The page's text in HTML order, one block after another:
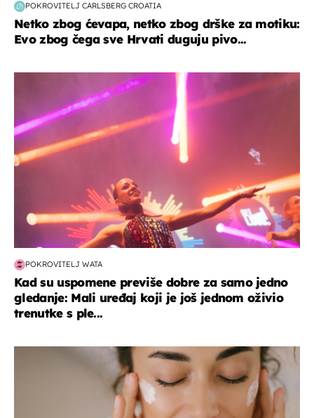
POKROVITELJ CARLSBERG CROATIA
Netko zbog ćevapa, netko zbog drške za motiku:
Evo zbog čega sve Hrvati duguju pivo...
POKROVITELJ WATA
Kad su uspomene previše dobre za samo jedno
gledanje: Mali uređaj koji je još jednom oživio
trenutke s ple...
moda & ljepota